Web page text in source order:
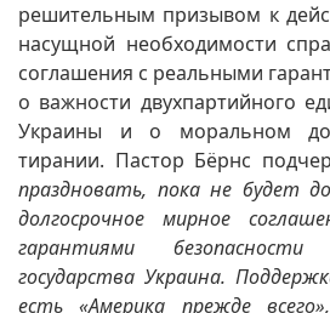
решительным призывом к
насущной необходимости
соглашения с реальными
о важности двухпартийного
Украины и о моральном
тирании. Пастор Бёрнс
праздновать, пока не будет
долгосрочное мирное
гарантиями
государства Украина.
есть «Америка прежде